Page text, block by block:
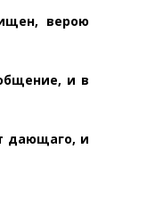
верою
и в
дающаго, и